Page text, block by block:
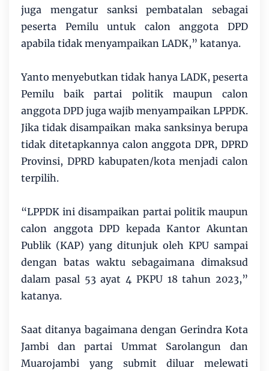
juga mengatur sanksi pembatalan sebagai
peserta Pemilu untuk calon anggota DPD
apabila tidak menyampaikan LADK,” katanya.
Yanto menyebutkan tidak hanya LADK, peserta
Pemilu baik partai politik maupun calon
anggota DPD juga wajib menyampaikan LPPDK.
Jika tidak disampaikan maka sanksinya berupa
tidak ditetapkannya calon anggota DPR, DPRD
Provinsi, DPRD kabupaten/kota menjadi calon
terpilih.
“LPPDK ini disampaikan partai politik maupun
calon anggota DPD kepada Kantor Akuntan
Publik (KAP) yang ditunjuk oleh KPU sampai
dengan batas waktu sebagaimana dimaksud
dalam pasal 53 ayat 4 PKPU 18 tahun 2023,”
katanya.
Saat ditanya bagaimana dengan Gerindra Kota
Jambi dan partai Ummat Sarolangun dan
Muarojambi yang submit diluar melewati